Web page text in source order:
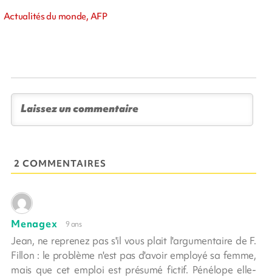
Actualités du monde, AFP
2 COMMENTAIRES
Menagex 9 ans
Jean, ne reprenez pas s'il vous plait l'argumentaire de F.
Fillon : le problème n'est pas d'avoir employé sa femme,
mais que cet emploi est présumé fictif. Pénélope elle-